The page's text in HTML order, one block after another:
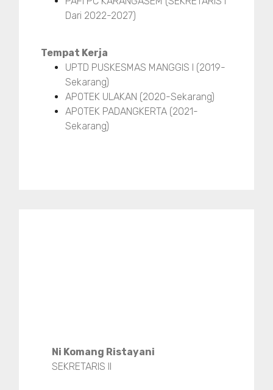
Dari 2022-2027)
Tempat Kerja
UPTD PUSKESMAS MANGGIS I (2019-
Sekarang)
APOTEK ULAKAN (2020-Sekarang)
APOTEK PADANGKERTA (2021-
Sekarang)
Ni Komang Ristayani
SEKRETARIS II